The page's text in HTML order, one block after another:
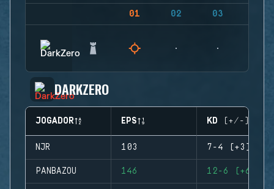
01 02 03
DARKZERO
JOGADOR EPS KD (+/-)
NJR 103 7-4 (+3)
PANBAZOU 146 12-6 (+6)